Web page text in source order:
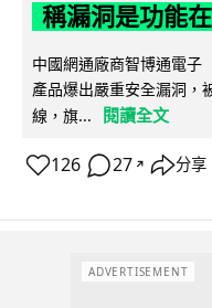
稱漏洞是功能
中國網通廠商智博通電
產品爆出嚴重安全漏洞，
線，旗...
閱讀全文
126 27 ↗ 分享
ADVERTISEMENT